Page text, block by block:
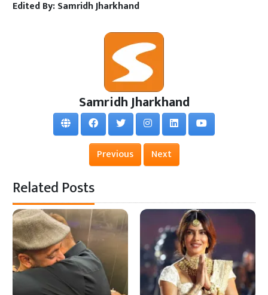
Edited By:Samridh Jharkhand
Samridh Jharkhand
Previous Next
Related Posts